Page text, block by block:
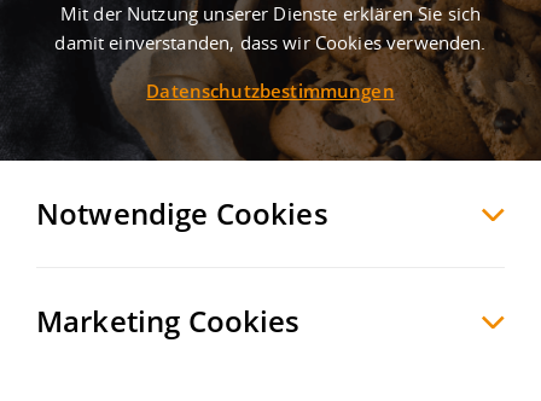
MERKEN VERGLEICHEN EXPORT PDF
Mit der Nutzung unserer Dienste erklären Sie sich
damit einverstanden, dass wir Cookies verwenden.
Datenschutzbestimmungen
Notwendige Cookies
Marketing Cookies